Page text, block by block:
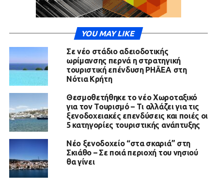
YOU MAY LIKE
Σε νέο στάδιο αδειοδοτικής
ωρίμανσης περνά η στρατηγική
τουριστική επένδυση PHĀEA στη
Νότια Κρήτη
Θεσμοθετήθηκε το νέο Χωροταξικό
για τον Τουρισμό – Τι αλλάζει για τις
ξενοδοχειακές επενδύσεις και ποιές οι
5 κατηγορίες τουριστικής ανάπτυξης
Νέο ξενοδοχείο “στα σκαριά” στη
Σκιάθο – Σε ποιά περιοχή του νησιού
θα γίνει